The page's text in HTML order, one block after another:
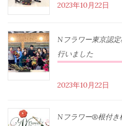
2023年10月22日
Nフラワー東京認
行いました
2023年10月22日
Nフラワー®根付